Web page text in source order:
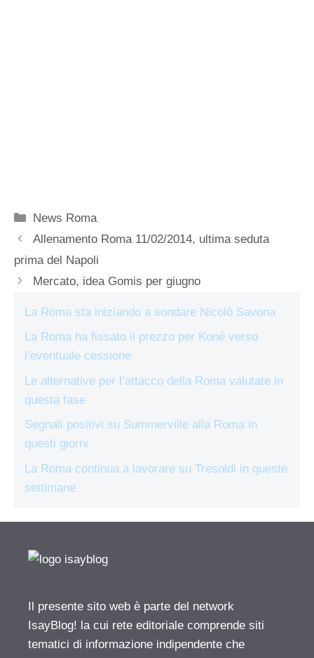
Categorie
News Roma
Allenamento Roma 11/02/2014, ultima seduta
prima del Napoli
Mercato, idea Gomis per giugno
La Roma sta iniziando a sondare Nicolò Savona
La Roma ha fissato il prezzo per Koné verso
l’eventuale cessione
Le alternative per l’attacco della Roma valutate in
questa fase
Segnali positivi su Summerville alla Roma in
questi giorni
La Roma continua a lavorare su Tresoldi in queste
settimane
Il presente sito web è parte del network
IsayBlog! la cui rete editoriale comprende siti
tematici di informazione indipendente che